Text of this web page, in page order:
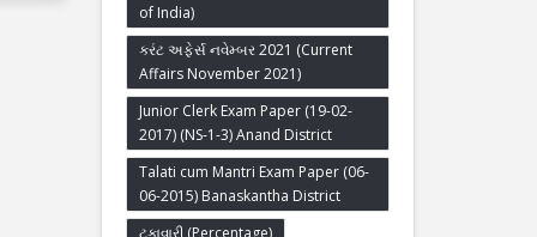
of India)
કરંટ અફેર્સ નવેમ્બર 2021 (Current
Affairs November 2021)
Junior Clerk Exam Paper (19-02-
2017) (NS-1-3) Anand District
Talati cum Mantri Exam Paper (06-
06-2015) Banaskantha District
ટકાવારી (Percentage)